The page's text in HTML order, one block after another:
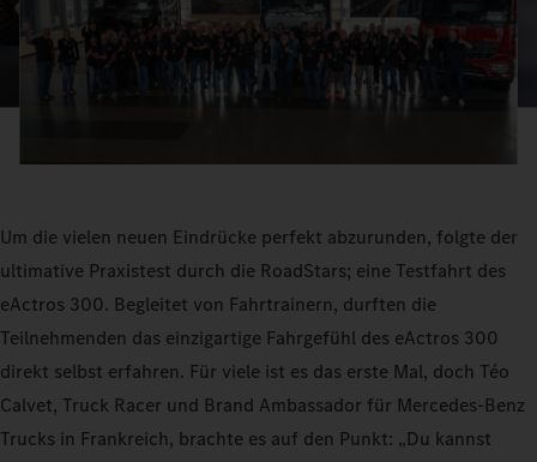
Um die vielen neuen Eindrücke perfekt abzurunden, folgte der
ultimative Praxistest durch die RoadStars; eine Testfahrt des
eActros 300. Begleitet von Fahrtrainern, durften die
Teilnehmenden das einzigartige Fahrgefühl des eActros 300
direkt selbst erfahren. Für viele ist es das erste Mal, doch Téo
Calvet, Truck Racer und Brand Ambassador für Mercedes-Benz
Trucks in Frankreich, brachte es auf den Punkt: „Du kannst